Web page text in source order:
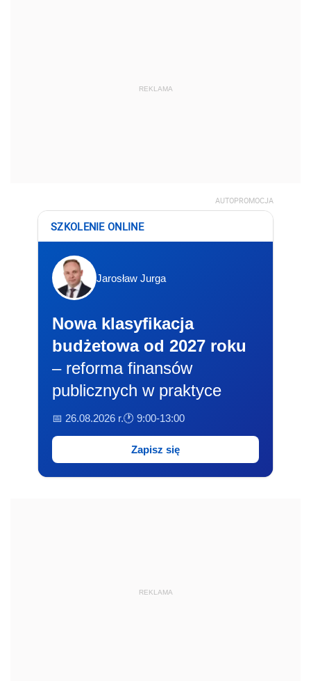
REKLAMA
AUTOPROMOCJA
SZKOLENIE ONLINE
Jarosław Jurga
Nowa klasyfikacja
budżetowa od 2027 roku
– reforma finansów
publicznych w praktyce
📅 26.08.2026 r.🕐 9:00-13:00
Zapisz się
REKLAMA